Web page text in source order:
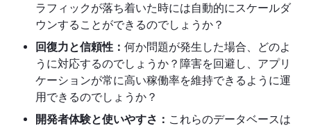
ラフィックが落ち着いた時には自動的にスケールダ
ウンすることができるのでしょうか？
回復力と信頼性： 何か問題が発生した場合、どのよ
うに対応するのでしょうか？障害を回避し、アプリ
ケーションが常に高い稼働率を維持できるように運
用できるのでしょうか？
開発者体験と使いやすさ： これらのデータベースは